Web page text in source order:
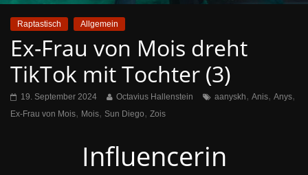
Raptastisch Allgemein
Ex-Frau von Mois dreht
TikTok mit Tochter (3)
19. September 2024 Octavius Hallenstein aanyskh, Anis, Anys,
Ex-Frau von Mois, Mois, Sun Diego, Zois
Influencerin